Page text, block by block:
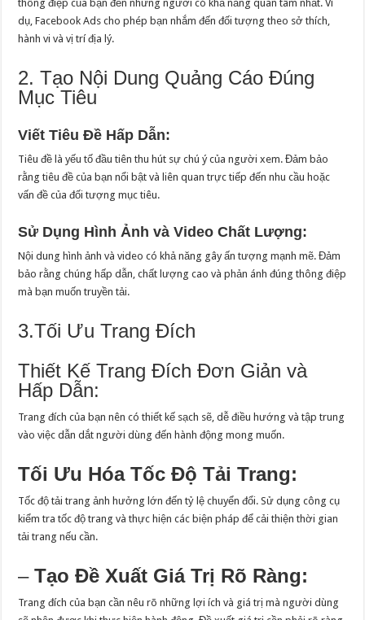
thông điệp của bạn đến những người có khả năng quan tâm nhất. Ví
dụ, Facebook Ads cho phép bạn nhắm đến đối tượng theo sở thích,
hành vi và vị trí địa lý.
2. Tạo Nội Dung Quảng Cáo Đúng
Mục Tiêu
Viết Tiêu Đề Hấp Dẫn:
Tiêu đề là yếu tố đầu tiên thu hút sự chú ý của người xem. Đảm bảo
rằng tiêu đề của bạn nổi bật và liên quan trực tiếp đến nhu cầu hoặc
vấn đề của đối tượng mục tiêu.
Sử Dụng Hình Ảnh và Video Chất Lượng:
Nội dung hình ảnh và video có khả năng gây ấn tượng mạnh mẽ. Đảm
bảo rằng chúng hấp dẫn, chất lượng cao và phản ánh đúng thông điệp
mà bạn muốn truyền tải.
3.Tối Ưu Trang Đích
Thiết Kế Trang Đích Đơn Giản và
Hấp Dẫn:
Trang đích của bạn nên có thiết kế sạch sẽ, dễ điều hướng và tập trung
vào việc dẫn dắt người dùng đến hành động mong muốn.
Tối Ưu Hóa Tốc Độ Tải Trang:
Tốc độ tải trang ảnh hưởng lớn đến tỷ lệ chuyển đổi. Sử dụng công cụ
kiểm tra tốc độ trang và thực hiện các biện pháp để cải thiện thời gian
tải trang nếu cần.
–Tạo Đề Xuất Giá Trị Rõ Ràng:
Trang đích của bạn cần nêu rõ những lợi ích và giá trị mà người dùng